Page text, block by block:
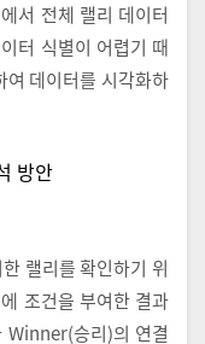
서 전체 랠리 데이터
터 식별이 어렵기 때
데이터를 시각화하
방안
랠리를 확인하기 위
조건을 부여한 결과
Winner(승리)의 연결